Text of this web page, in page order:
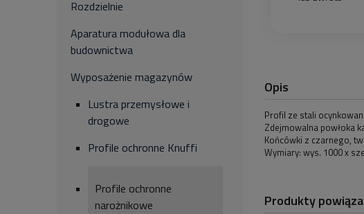
Rozdzielnie
Aparatura modułowa dla
budownictwa
Wyposażenie magazynów
Lustra przemysłowe i
drogowe
Profile ochronne Knuffi
Profile ochronne
narożnikowe
Opis
Profil ze stali
Zdejmowalna powłoka
Końcówki z czarnego,
Wymiary: wys. 1000 x
Produkty